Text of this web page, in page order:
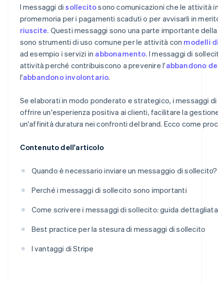
Passaggio 6: registrazione della corrispondenza
Passaggio 7: considerazioni legali
Passaggio 8: offerta di soluzioni di pagamento
Passaggio 9: avviso finale
Fermezza senza forza
Ottimizzazione basata sui dati
Suggerimenti per la personalizzazione
Best practice aggiuntive
I messaggi disollecitosono comunicazioni che le attività
promemoria per i pagamenti scaduti o per avvisarli in
riuscite. Questi messaggi sono una parte importante
sono strumenti di uso comune per le attività con modelli
ad esempio i servizi in abbonamento. I messaggi di
attività perché contribuiscono a prevenire l'abbandono
l'abbandono involontario.
Se elaborati in modo ponderato e strategico, i messaggi
offrire un'esperienza positiva ai clienti, facilitare la
un'affinità duratura nei confronti del brand. Ecco come
Contenuto dell'articolo
Quando è necessario inviare un messaggio di sollecito?
Perché i messaggi di sollecito sono importanti
Come scrivere i messaggi di sollecito: guida dettagliata
Best practice per la stesura di messaggi di sollecito
I vantaggi di Stripe